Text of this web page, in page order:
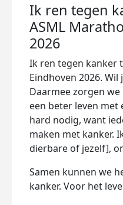
Ik ren tegen
ASML
2026
Ik ren tegen kanker
Eindhoven 2026.
Daarmee zorgen
een beter leven met
hard nodig, want
maken met kanker.
dierbare of jezelf],
Samen kunnen we
kanker. Voor het